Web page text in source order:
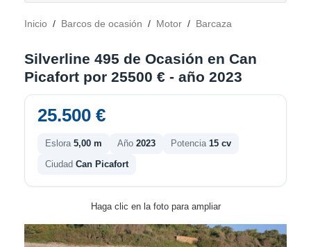
Inicio / Barcos de ocasión / Motor / Barcaza
Silverline 495 de Ocasión en Can
Picafort por 25500 € - año 2023
25.500 €
Eslora 5,00 m Año 2023 Potencia 15 cv
Ciudad Can Picafort
Haga clic en la foto para ampliar